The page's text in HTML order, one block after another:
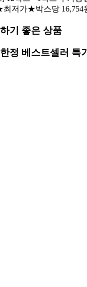
저가★박스당 16,754
기 좋은 상품
정 베스트셀러 특